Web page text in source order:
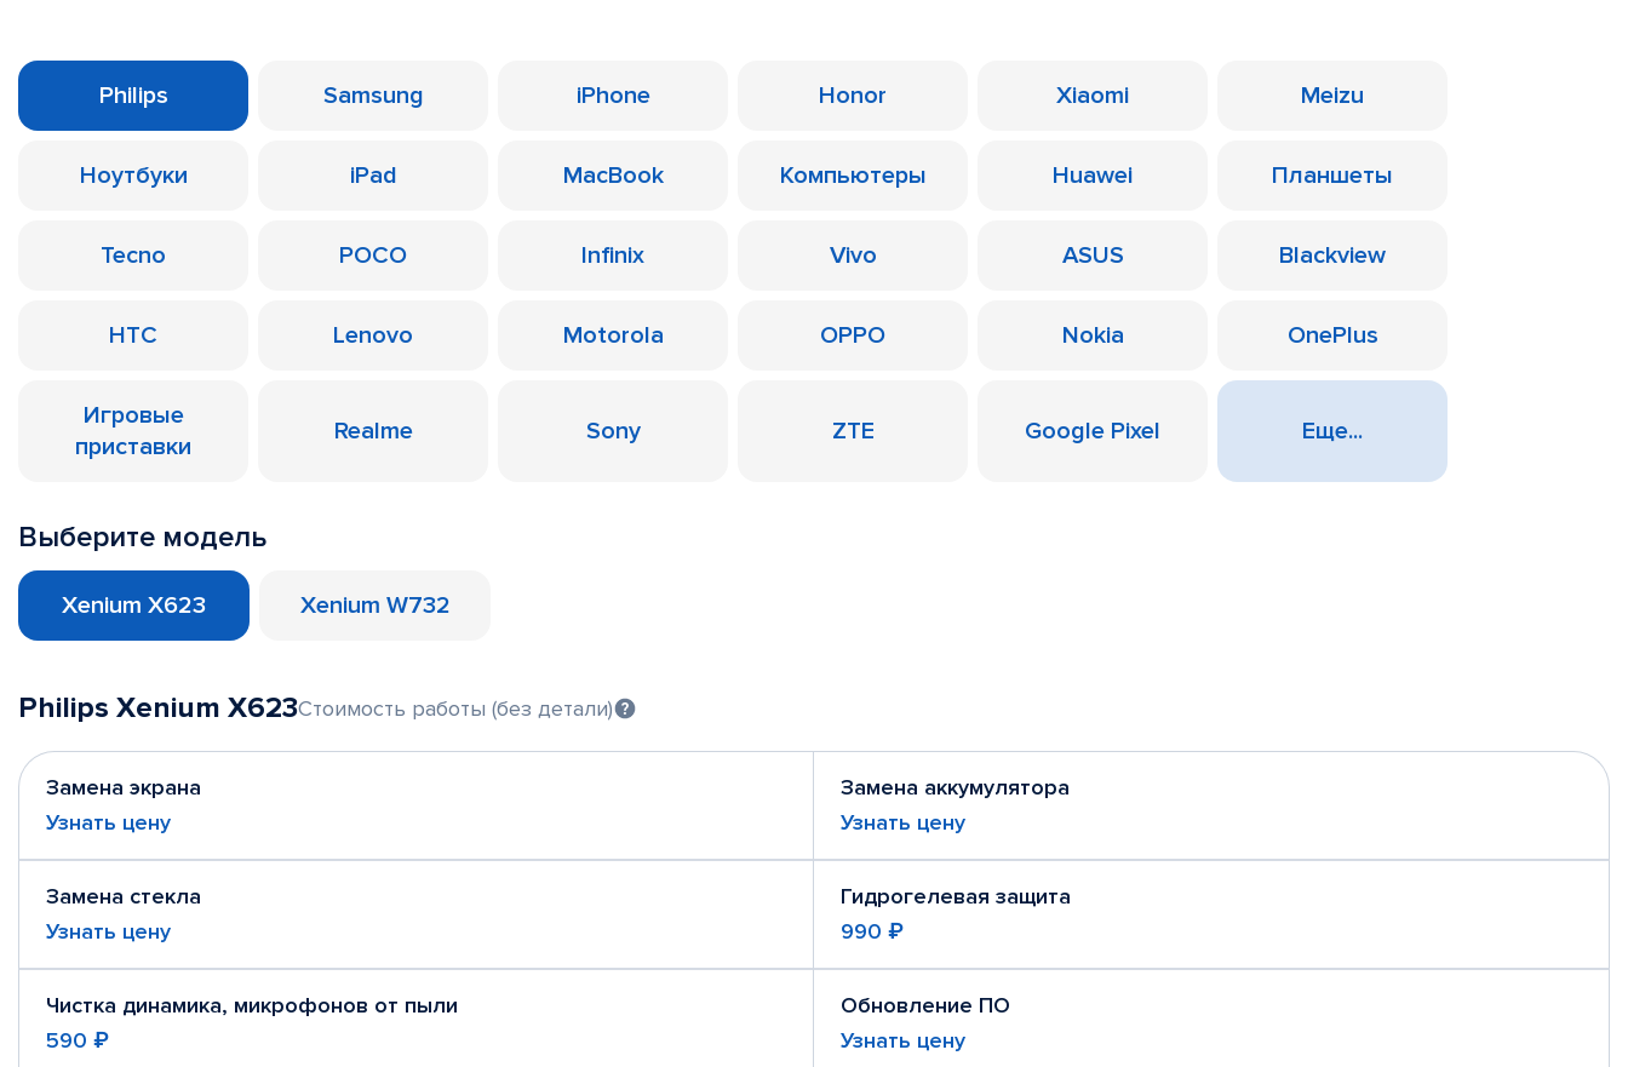
Philips Samsung iPhone Honor Xiaomi Meizu
Ноутбуки iPad MacBook Компьютеры Huawei Планшеты
Tecno POCO Infinix Vivo ASUS Blackview
HTC Lenovo Motorola OPPO Nokia OnePlus
Игровые
приставки
Realme Sony ZTE Google Pixel Еще...
Выберите модель
Xenium X623 Xenium W732
Philips Xenium X623Стоимость работы (без детали)
Замена экрана
Узнать цену
Замена аккумулятора
Узнать цену
Замена стекла
Узнать цену
Гидрогелевая защита
990 ₽
Чистка динамика, микрофонов от пыли
590 ₽
Обновление ПО
Узнать цену